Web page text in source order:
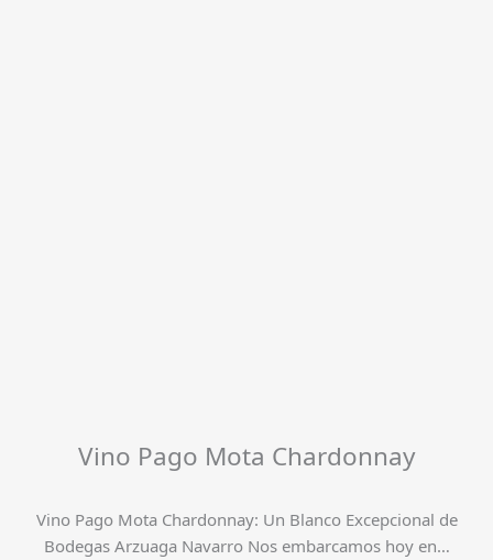
Vino Pago Mota Chardonnay
Vino Pago Mota Chardonnay: Un Blanco Excepcional de
Bodegas Arzuaga Navarro Nos embarcamos hoy en…